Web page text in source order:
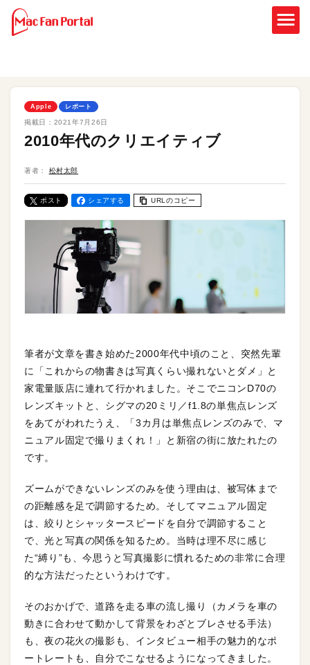
Apple レポート
掲載日： 2021年7月26日
2010年代のクリエイティブ
著者： 松村太郎
ポスト シェアする URLのコピー
筆者が文章を書き始めた2000年代中頃のこと、突然先輩
に「これからの物書きは写真くらい撮れないとダメ」と
家電量販店に連れて行かれました。そこでニコンD70の
レンズキットと、シグマの20ミリ／f1.8の単焦点レンズ
をあてがわれたうえ、「3カ月は単焦点レンズのみで、マ
ニュアル固定で撮りまくれ！」と新宿の街に放たれたの
です。
ズームができないレンズのみを使う理由は、被写体まで
の距離感を足で調節するため。そしてマニュアル固定
は、絞りとシャッタースピードを自分で調節すること
で、光と写真の関係を知るため。当時は理不尽に感じ
た“縛り”も、今思うと写真撮影に慣れるための非常に合理
的な方法だったというわけです。
そのおかげで、道路を走る車の流し撮り（カメラを車の
動きに合わせて動かして背景をわざとブレさせる手法）
も、夜の花火の撮影も、インタビュー相手の魅力的なポ
ートレートも、自分でこなせるようになってきました。